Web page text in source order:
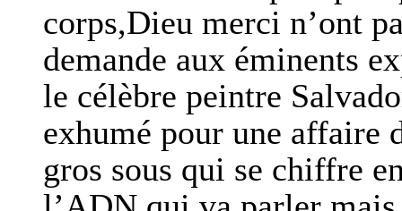
corps,Dieu merci n’ont
demande aux éminents
le célèbre peintre
exhumé pour une affaire
gros sous qui se chiffre